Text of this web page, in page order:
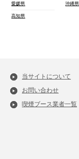
愛媛県
高知県
沖縄県
当サイトについて
お問い合わせ
喫煙ブース業者一覧